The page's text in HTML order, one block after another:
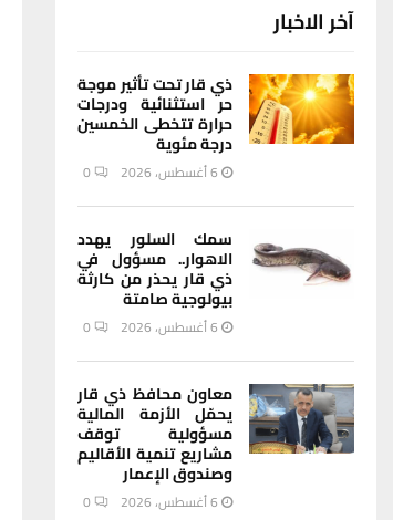
آخر الاخبار
ذي قار تحت تأثير موجة
حر استثنائية ودرجات
حرارة تتخطى الخمسين
درجة مئوية
6 أغسطس، 2026 0
سمك السلور يهدد
الاهوار.. مسؤول في
ذي قار يحذر من كارثة
بيولوجية صامتة
6 أغسطس، 2026 0
معاون محافظ ذي قار
يحمّل الأزمة المالية
مسؤولية توقف
مشاريع تنمية الأقاليم
وصندوق الإعمار
6 أغسطس، 2026 0